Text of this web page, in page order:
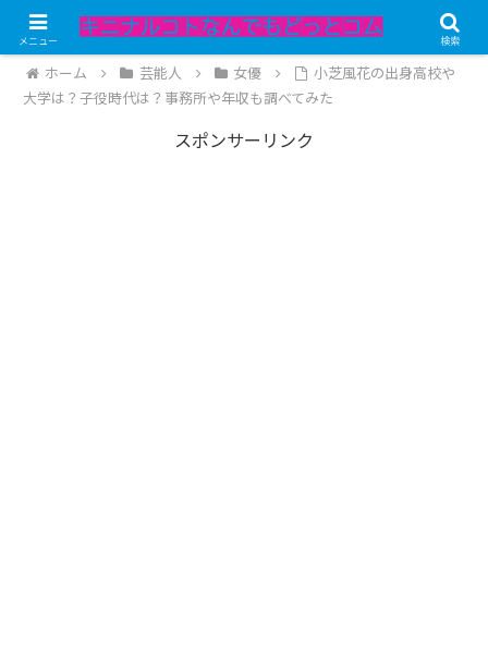
記事内にPRが含まれています。
ホーム 芸能人 女優
小芝風花の出身高校や
大学は？子役時代は？事務所や年収も調べてみた
スポンサーリンク
メニュー 検索